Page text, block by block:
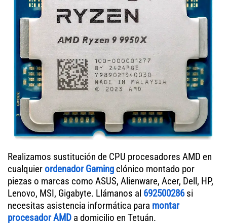
Realizamos sustitución de CPU procesadores AMD en
cualquierordenador Gaming clónico montado por
piezas o marcas como ASUS, Alienware, Acer, Dell, HP,
Lenovo, MSI, Gigabyte. Llámanos al 692500286si
necesitas asistencia informática para montar
procesador AMD a domicilio en Tetuán.